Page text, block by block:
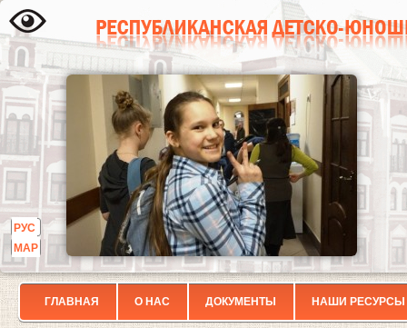
РУС
МАР
ГЛАВНАЯ О НАС ДОКУМЕНТЫ НАШИ РЕСУРСЫ